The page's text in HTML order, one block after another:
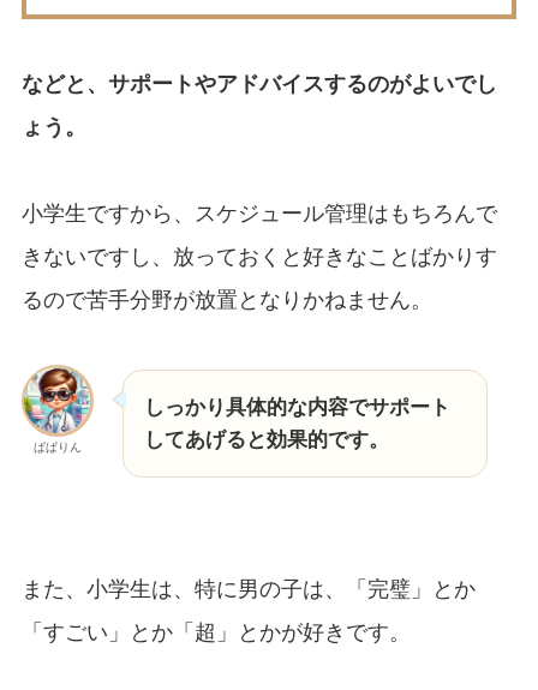
などと、サポートやアドバイスするのがよいでし
ょう。
小学生ですから、スケジュール管理はもちろんで
きないですし、放っておくと好きなことばかりす
るので苦手分野が放置となりかねません。
ぱぱりん
しっかり具体的な内容でサポート
してあげると効果的です。
また、小学生は、特に男の子は、「完璧」とか
「すごい」とか「超」とかが好きです。